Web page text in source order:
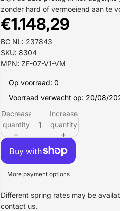
zonder hard of vermoeiend aan te
€1.148,29
BC NL: 237843
SKU: 8304
MPN: ZF-07-V1-VM
Op voorraad: 0
Voorraad verwacht op: 20/08/
Decrease
quantity
Increase
quantity
More payment options
Different spring rates may be
contact us.